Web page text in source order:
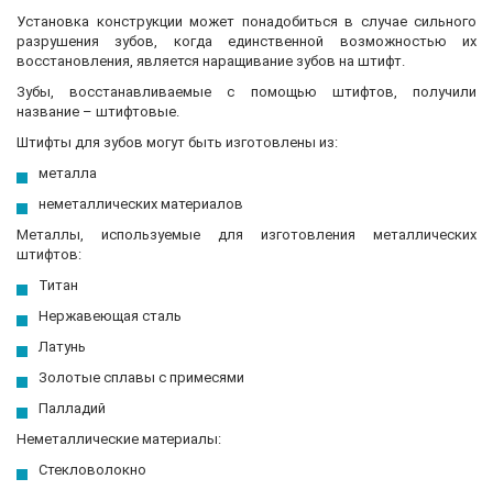
Установка конструкции может понадобиться в случае сильного
разрушения зубов, когда единственной возможностью их
восстановления, является наращивание зубов на штифт.
Зубы, восстанавливаемые с помощью штифтов, получили
название – штифтовые.
Штифты для зубов могут быть изготовлены из:
металла
неметаллических материалов
Металлы, используемые для изготовления металлических
штифтов:
Титан
Нержавеющая сталь
Латунь
Золотые сплавы с примесями
Палладий
Неметаллические материалы:
Стекловолокно